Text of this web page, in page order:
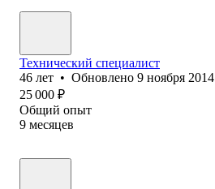
Технический специалист
46 лет • Обновлено 9 ноября 2014
25 000 ₽
Общий опыт
9 месяцев